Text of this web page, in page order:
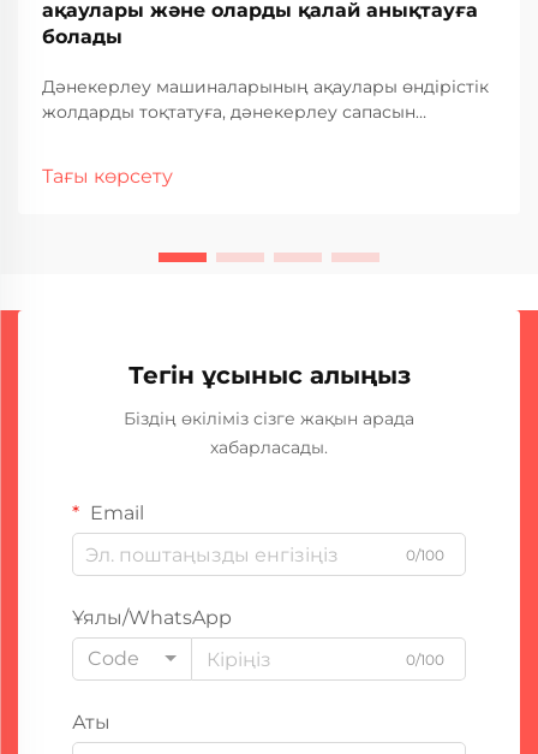
ақаулары және оларды қалай анықтауға
болады
Дәнекерлеу машиналарының ақаулары өндірістік
жолдарды тоқтатуға, дәнекерлеу сапасын
кездесетін ақаулар мен олардың ақаулықтарын
Тағы көрсету
Тегін ұсыныс алыңыз
Біздің өкіліміз сізге жақын арада
хабарласады.
Email
0/100
Ұялы/WhatsApp
Code
0/100
Аты